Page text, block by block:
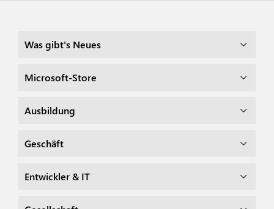
Was gibt's Neues
Microsoft-Store
Ausbildung
Geschäft
Entwickler & IT